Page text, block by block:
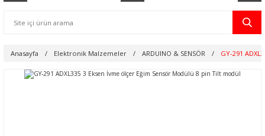
Anasayfa Elektronik Malzemeler ARDUINO & SENSÖR GY-291